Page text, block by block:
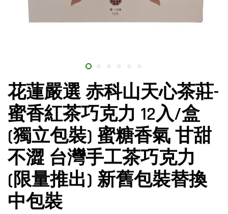
花蓮嚴選 赤科山天心茶莊-
蜜香紅茶巧克力 12入/盒
(獨立包裝) 蜜糖香氣 甘甜
不澀 台灣手工茶巧克力
(限量推出) 新舊包裝替換
中包裝